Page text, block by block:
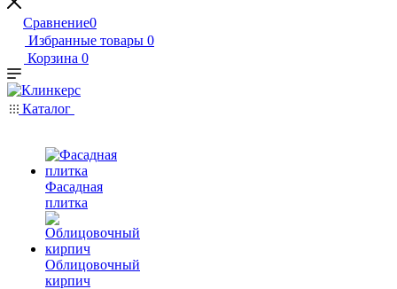
Сравнение0
Избранные товары 0
Корзина 0
Каталог
Фасадная
плитка
Облицовочный
кирпич